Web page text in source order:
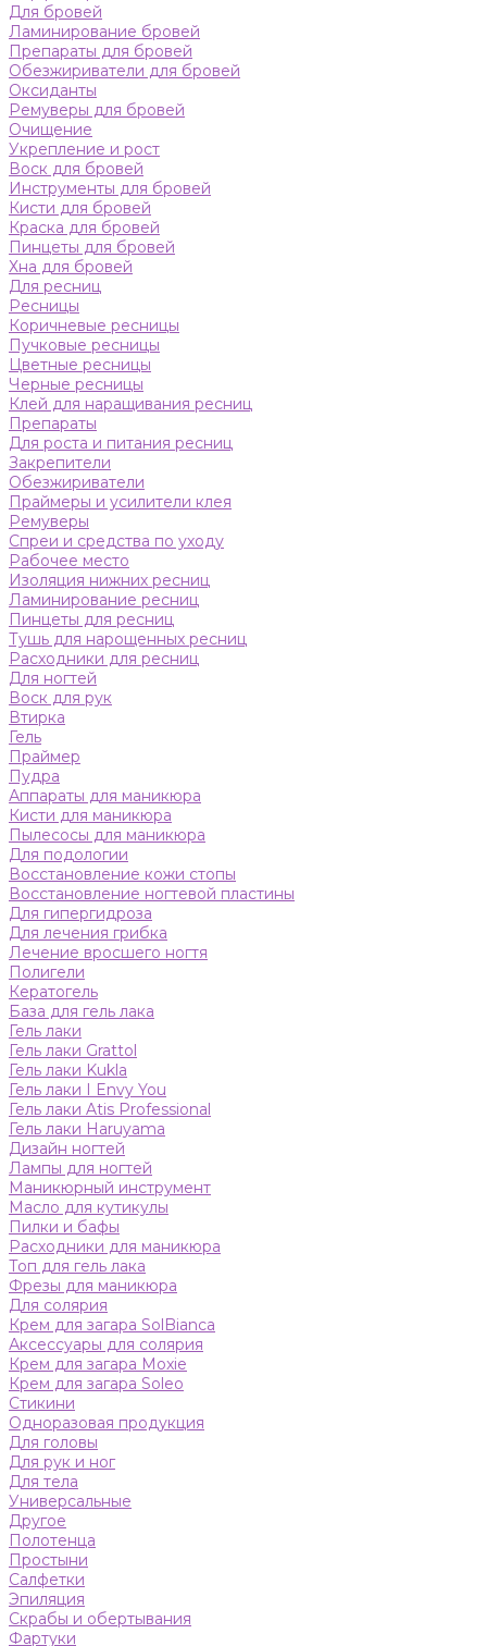
Для бровей
Ламинирование бровей
Препараты для бровей
Обезжириватели для бровей
Оксиданты
Ремуверы для бровей
Очищение
Укрепление и рост
Воск для бровей
Инструменты для бровей
Кисти для бровей
Краска для бровей
Пинцеты для бровей
Хна для бровей
Для ресниц
Ресницы
Коричневые ресницы
Пучковые ресницы
Цветные ресницы
Черные ресницы
Клей для наращивания ресниц
Препараты
Для роста и питания ресниц
Закрепители
Обезжириватели
Праймеры и усилители клея
Ремуверы
Спреи и средства по уходу
Рабочее место
Изоляция нижних ресниц
Ламинирование ресниц
Пинцеты для ресниц
Тушь для нарощенных ресниц
Расходники для ресниц
Для ногтей
Воск для рук
Втирка
Гель
Праймер
Пудра
Аппараты для маникюра
Кисти для маникюра
Пылесосы для маникюра
Для подологии
Восстановление кожи стопы
Восстановление ногтевой пластины
Для гипергидроза
Для лечения грибка
Лечение вросшего ногтя
Полигели
Кератогель
База для гель лака
Гель лаки
Гель лаки Grattol
Гель лаки Kukla
Гель лаки I Envy You
Гель лаки Atis Professional
Гель лаки Haruyama
Дизайн ногтей
Лампы для ногтей
Маникюрный инструмент
Масло для кутикулы
Пилки и бафы
Расходники для маникюра
Топ для гель лака
Фрезы для маникюра
Для солярия
Крем для загара SolBianca
Аксессуары для солярия
Крем для загара Moxie
Крем для загара Soleo
Стикини
Одноразовая продукция
Для головы
Для рук и ног
Для тела
Универсальные
Другое
Полотенца
Простыни
Салфетки
Эпиляция
Скрабы и обертывания
Фартуки